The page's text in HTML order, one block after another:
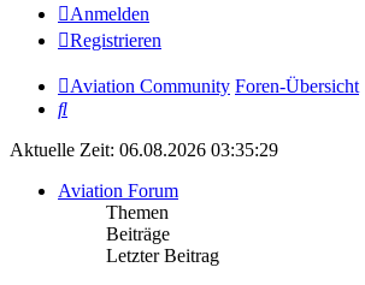
Anmelden
Registrieren
Aviation Community Foren-Übersicht
Suche
Aktuelle Zeit: 06.08.2026 03:35:29
Aviation Forum
Themen
Beiträge
Letzter Beitrag